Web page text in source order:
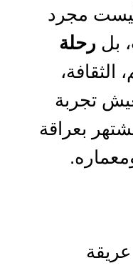
ليست مجرد
بل رحلة
الثقافة،
تجربة
بعراقة